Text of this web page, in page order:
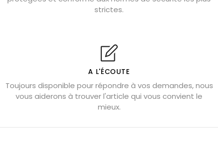
Capricorne : quelles pierres choisir
Shungite : purification et protection
Bagues en labradorite argent 925
Lapis lazuli : propriétés et précautions
Citrine : propriétés magiques
Aigue-marine : propriétés et couleurs
strictes.
A L'ÉCOUTE
Toujours disponible pour répondre à vos demandes, nous
vous aiderons à trouver l'article qui vous convient le
mieux.